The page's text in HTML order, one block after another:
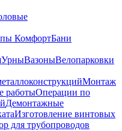
КомфортБани
УрныВазоныВелопарковки
Монтаж
работыОперации по
Демонтажные
Изготовление винтовых
для трубопроводов